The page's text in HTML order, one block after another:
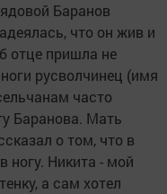
Баранов
что он жив и
отце пришла не
русволчинец (имя
часто
Баранова. Мать
о том, что в
ногу. Никита - мой
а сам хотел